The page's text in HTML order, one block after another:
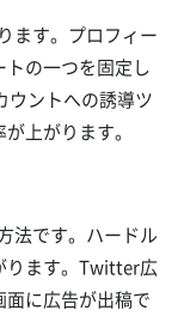
ます。プロフィー
の一つを固定し
ウントへの誘導ツ
上がります。
法です。ハードル
ります。Twitter広
に広告が出稿で